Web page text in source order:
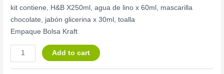
kit contiene, H&B X250ml, agua de lino x 60ml, mascarilla
chocolate, jabón glicerina x 30ml, toalla
Empaque Bolsa Kraft
Add to cart